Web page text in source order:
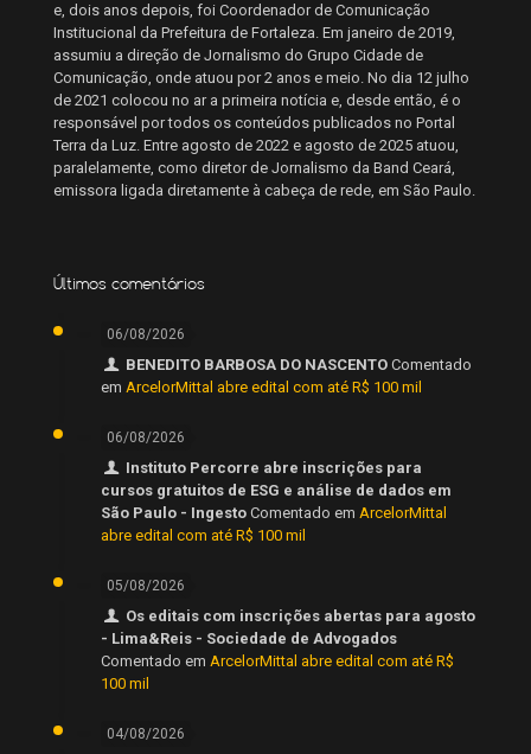
e, dois anos depois, foi Coordenador de Comunicação
Institucional da Prefeitura de Fortaleza. Em janeiro de 2019,
assumiu a direção de Jornalismo do Grupo Cidade de
Comunicação, onde atuou por 2 anos e meio. No dia 12 julho
de 2021 colocou no ar a primeira notícia e, desde então, é o
responsável por todos os conteúdos publicados no Portal
Terra da Luz. Entre agosto de 2022 e agosto de 2025 atuou,
paralelamente, como diretor de Jornalismo da Band Ceará,
emissora ligada diretamente à cabeça de rede, em São Paulo.
Últimos comentários
06/08/2026
BENEDITO BARBOSA DO NASCENTO Comentado
em ArcelorMittal abre edital com até R$ 100 mil
06/08/2026
Instituto Percorre abre inscrições para
cursos gratuitos de ESG e análise de dados em
São Paulo - Ingesto Comentado em ArcelorMittal
abre edital com até R$ 100 mil
05/08/2026
Os editais com inscrições abertas para agosto
- Lima&Reis - Sociedade de Advogados
Comentado em ArcelorMittal abre edital com até R$
100 mil
04/08/2026